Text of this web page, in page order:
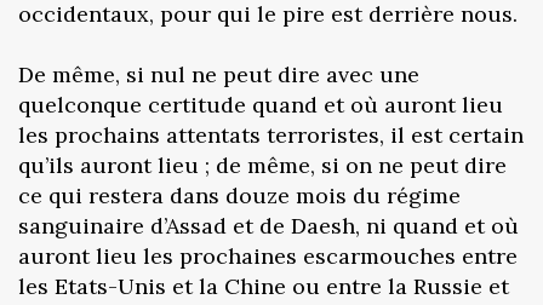
occidentaux, pour qui le pire est derrière nous.
De même, si nul ne peut dire avec une
quelconque certitude quand et où auront lieu
les prochains attentats terroristes, il est certain
qu’ils auront lieu ; de même, si on ne peut dire
ce qui restera dans douze mois du régime
sanguinaire d’Assad et de Daesh, ni quand et où
auront lieu les prochaines escarmouches entre
les Etats-Unis et la Chine ou entre la Russie et